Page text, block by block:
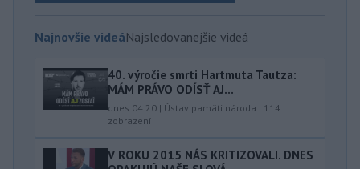
Najnovšie videáNajsledovanejšie videá
40.⁠ ⁠výročie smrti Hartmuta Tautza:
MÁM PRÁVO ODÍSŤ AJ...
dnes 04:20 | Ústav pamäti národa | 114
zobrazení
V ROKU 2015 NÁS KRITIZOVALI. DNES